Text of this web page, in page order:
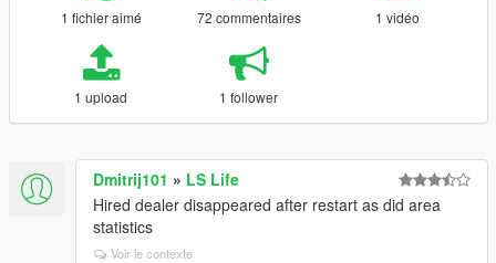
1 fichier aimé 72 commentaires 1 vidéo
1 upload 1 follower
Dmitrij101 » LS Life
Hired dealer disappeared after restart as did area
statistics
Voir le contexte